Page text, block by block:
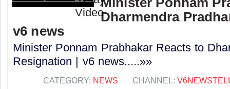
Dharmendra
v6 news
Minister Ponnam Prabhakar Reacts to
Resignation | v6 news.....»»
CATEGORY: NEWS CHANNEL: